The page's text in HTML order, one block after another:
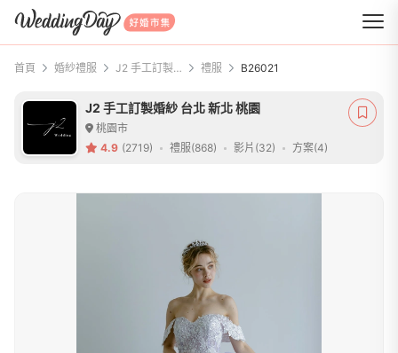
WeddingDay 好婚市集
首頁 婚紗禮服 J2 手工訂製婚紗 台北 新北 桃園 禮服 B26021
J2 手工訂製婚紗 台北 新北 桃園
桃園市
4.9 (2719) 禮服(868) 影片(32) 方案(4)